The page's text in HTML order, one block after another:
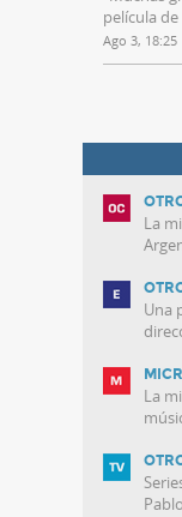
película
Ago 3, 18:25
La
Una
La